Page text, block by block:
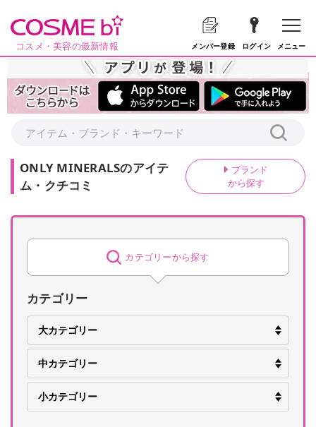
コスメ・美容の最新情報 メンバー登録 ログイン メニュー
ONLY MINERALSのアイテ
ム・クチコミ
ブランド
から探す
カテゴリーから探す
カテゴリー